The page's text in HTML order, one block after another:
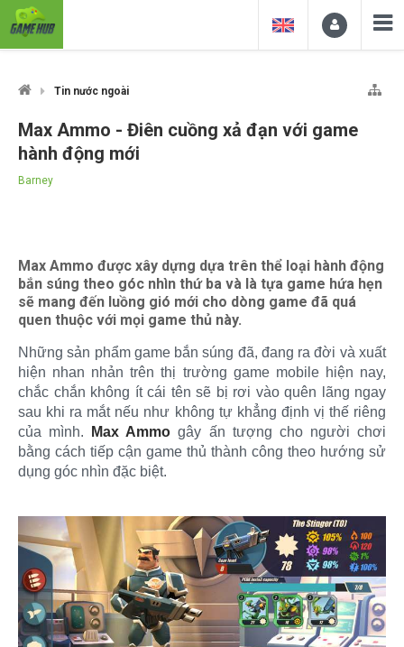
Tin nước ngoài
Max Ammo - Điên cuồng xả đạn với game
hành động mới
Barney
Max Ammo được xây dựng dựa trên thể loại hành động
bắn súng theo góc nhìn thứ ba và là tựa game hứa hẹn
sẽ mang đến luồng gió mới cho dòng game đã quá
quen thuộc với mọi game thủ này.
Những sản phẩm game bắn súng đã, đang ra đời và xuất
hiện nhan nhản trên thị trường game mobile hiện nay,
chắc chắn không ít cái tên sẽ bị rơi vào quên lãng ngay
sau khi ra mắt nếu như không tự khẳng định vị thế riêng
của mình.
Max Ammo gây ấn tượng cho người chơi
bằng cách tiếp cận game thủ thành công theo hướng sử
dụng góc nhìn đặc biệt.